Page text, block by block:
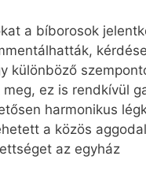
a bíborosok
különböző
ez is rendkívül
harmonikus
a közös
az egyház